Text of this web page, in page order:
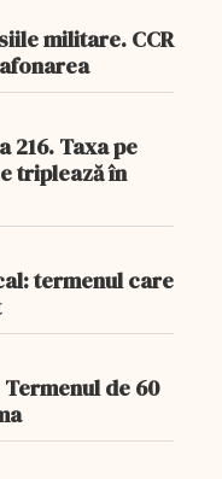
militare. CCR
216. Taxa pe
triplează în
termenul care
de 60